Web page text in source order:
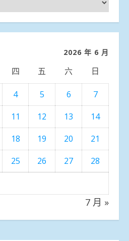
2026 年 6 月
四 五 六 日
4 5 6
7
11 12 13
14
18 19 20
21
25 26 27
28
7 月 »